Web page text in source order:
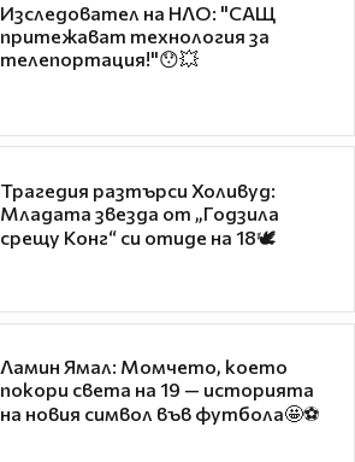
Изследовател на НЛО: "САЩ
притежават технология за
телепортация!"😯💥
Трагедия разтърси Холивуд:
Младата звезда от „Годзила
срещу Конг“ си отиде на 18🕊️
Ламин Ямал: Момчето, което
покори света на 19 — историята
на новия символ във футбола🤩⚽